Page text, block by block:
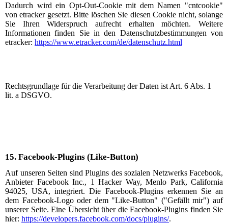
Dadurch wird ein Opt-Out-Cookie mit dem Namen "cntcookie"
von etracker gesetzt. Bitte löschen Sie diesen Cookie nicht, solange
Sie Ihren Widerspruch aufrecht erhalten möchten. Weitere
Informationen finden Sie in den Datenschutzbestimmungen von
etracker: https://www.etracker.com/de/datenschutz.html
Rechtsgrundlage für die Verarbeitung der Daten ist Art. 6 Abs. 1
lit. a DSGVO.
15. Facebook-Plugins (Like-Button)
Auf unseren Seiten sind Plugins des sozialen Netzwerks Facebook,
Anbieter Facebook Inc., 1 Hacker Way, Menlo Park, California
94025, USA, integriert. Die Facebook-Plugins erkennen Sie an
dem Facebook-Logo oder dem "Like-Button" ("Gefällt mir") auf
unserer Seite. Eine Übersicht über die Facebook-Plugins finden Sie
hier: https://developers.facebook.com/docs/plugins/.